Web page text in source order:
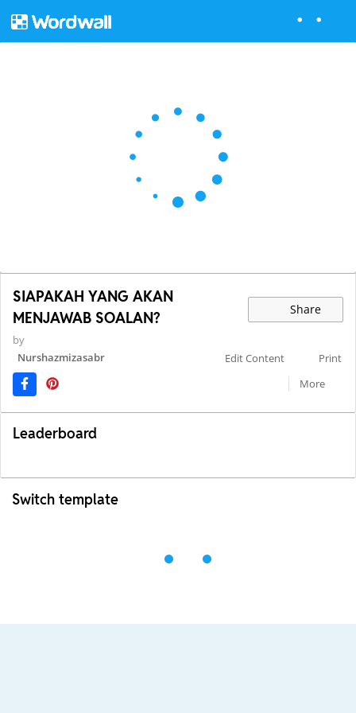
SIAPAKAH YANG AKAN
MENJAWAB SOALAN?
Share
by
Nurshazmizasabr
Edit Content
Print
More
Leaderboard
Switch template